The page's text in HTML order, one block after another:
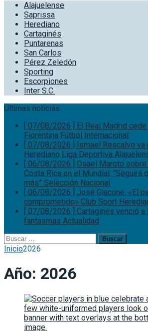
Alajuelense
Saprissa
Herediano
Cartaginés
Puntarenas
San Carlos
Pérez Zeledón
Sporting
Escorpiones
Inter S.C.
Últimas noticias:
[ 07/08/2026 ] El Real Madrid
Fiorentina Fútbol Internacional
[ 07/08/2026 ] Ismael Rescalvo va
Herediano Liga Deportiva
[ 06/08/2026 ] Osael Maroto
Costa Rica en el Mundial: “Seguirá
más” Selección Nacional
[ 06/08/2026 ] José Giacone: «El
comprometido» Club Sport
[ 07/08/2026 ] Cartaginés venció
fantasmas Actualidad
Buscar:
Inicio2026
Año: 2026